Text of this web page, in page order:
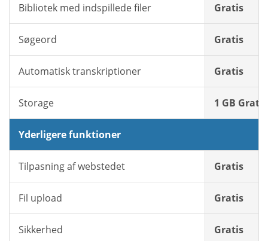
Bibliotek med indspillede filer Gratis
Søgeord Gratis
Automatisk transkriptioner Gratis
Storage 1 GB Gratis
Yderligere funktioner
Tilpasning af webstedet Gratis
Fil upload Gratis
Sikkerhed Gratis